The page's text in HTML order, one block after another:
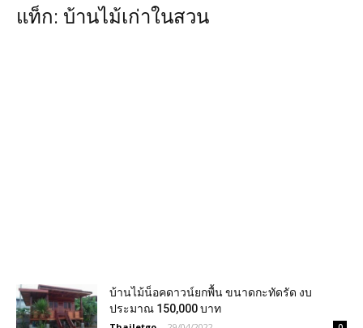
แท็ก: บ้านไม้เก่าในสวน
บ้านไม้น็อคดาวน์ยกพื้น ขนาดกะทัดรัด งบ
ประมาณ 150,000 บาท